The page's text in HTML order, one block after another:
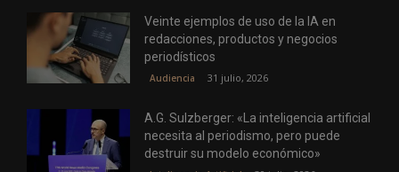
Veinte ejemplos de uso de la IA en
redacciones, productos y negocios
periodísticos
Audiencia 31 julio, 2026
A.G. Sulzberger: «La inteligencia artificial
necesita al periodismo, pero puede
destruir su modelo económico»